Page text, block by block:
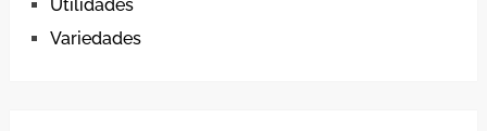
Utilidades
Variedades